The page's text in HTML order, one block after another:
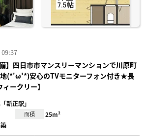
】四日市市マンスリーマンションで川原町
(*'ω'*)安心のTVモニターフォン付き★長
ークリー】
新正駅」
面積 25m²